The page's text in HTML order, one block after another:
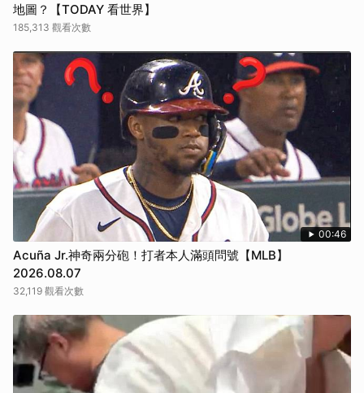
地圖？【TODAY 看世界】
185,313 觀看次數
00:46
Acuña Jr.神奇兩分砲！打者本人滿頭問號【MLB】
2026.08.07
32,119 觀看次數